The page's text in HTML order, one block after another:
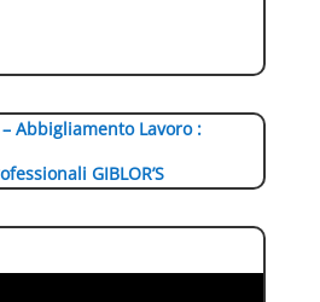
Abbigliamento Lavoro :
GIBLOR’S